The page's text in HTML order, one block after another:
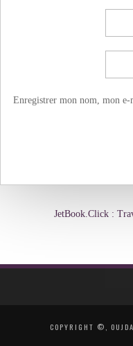
Enregistrer mon nom, mon
JetBook.Click :
COPYRIGHT ©,